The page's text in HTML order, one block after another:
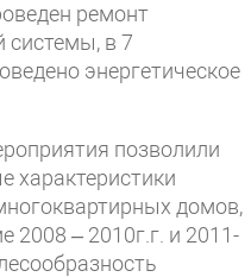
ремонт
системы, в 7
энергетическое
позволили
характеристики
домов,
2008 – 2010г.г. и 2011-